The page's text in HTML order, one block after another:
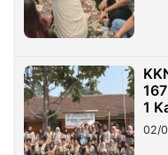
1
02/